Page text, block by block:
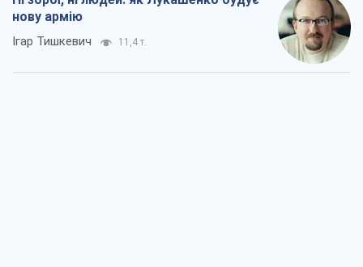
нову армію
Ігар Тишкевич 11,4 т.